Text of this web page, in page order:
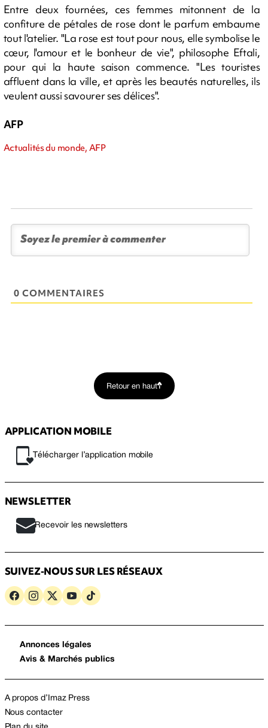
Entre deux fournées, ces femmes mitonnent de la
confiture de pétales de rose dont le parfum embaume
tout l'atelier. "La rose est tout pour nous, elle symbolise le
cœur, l'amour et le bonheur de vie", philosophe Eftali,
pour qui la haute saison commence. "Les touristes
affluent dans la ville, et après les beautés naturelles, ils
veulent aussi savourer ses délices".
AFP
Actualités du monde, AFP
0 COMMENTAIRES
Retour en haut
APPLICATION MOBILE
Télécharger l’application mobile
NEWSLETTER
Recevoir les newsletters
SUIVEZ-NOUS SUR LES RÉSEAUX
Annonces légales
Avis & Marchés publics
A propos d’Imaz Press
Nous contacter